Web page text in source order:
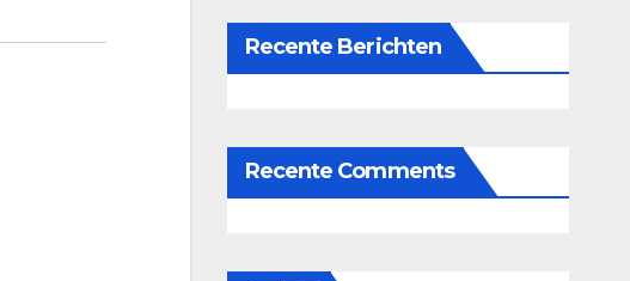
Recente Berichten
Recente Comments